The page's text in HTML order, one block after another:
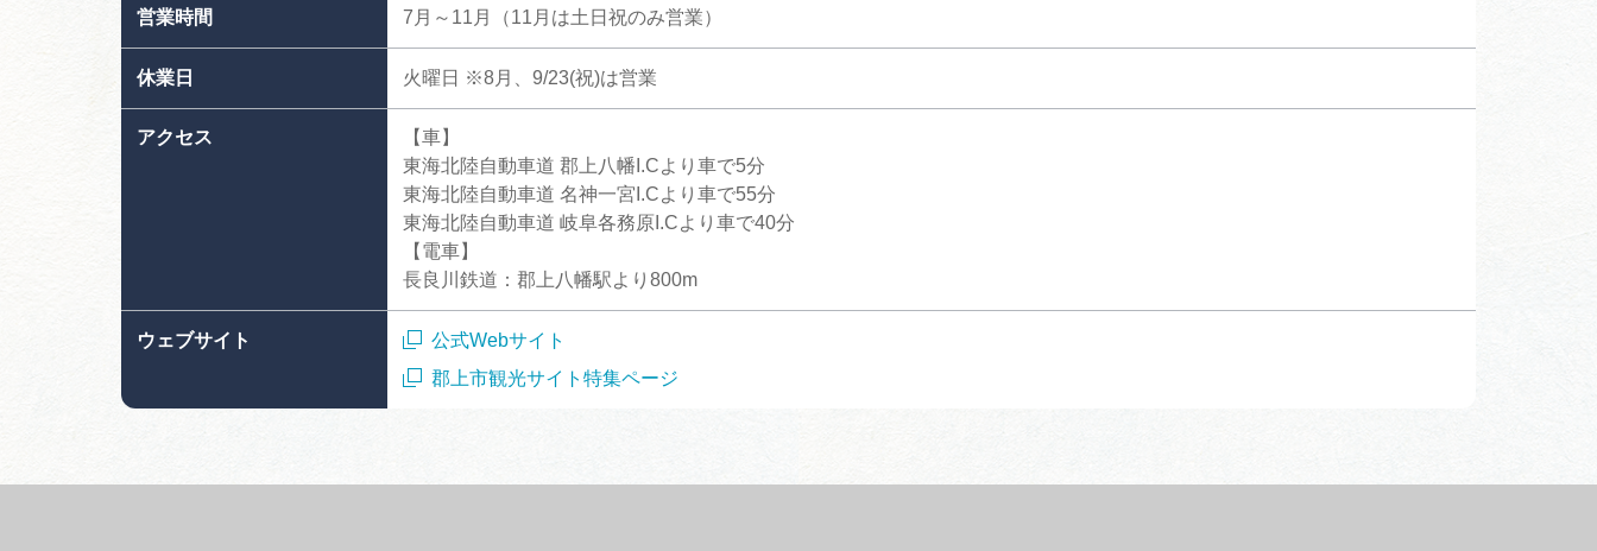
営業時間 7月～11月（11月は土日祝のみ営業）
休業日 火曜日 ※8月、9/23(祝)は営業
アクセス
【車】
東海北陸自動車道 郡上八幡I.Cより車で5分
東海北陸自動車道 名神一宮I.Cより車で55分
東海北陸自動車道 岐阜各務原I.Cより車で40分
【電車】
長良川鉄道：郡上八幡駅より800m
ウェブサイト
公式Webサイト
郡上市観光サイト特集ページ